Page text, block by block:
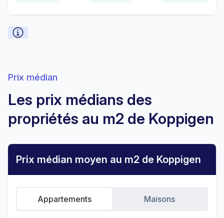
Prix médian
Les prix médians des
propriétés au m2 de Koppigen
Prix médian moyen au m2 de Koppigen
Appartements Maisons